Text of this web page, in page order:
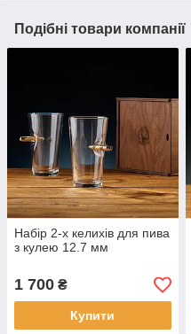
Подібні товари компанії
Набір 2-х келихів для пива
з кулею 12.7 мм
1 700 ₴
Купити